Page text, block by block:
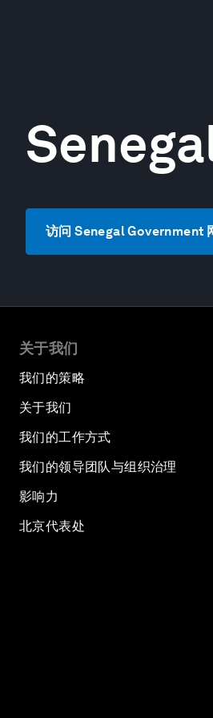
访问 Senegal Government
关于我们
我们的策略
关于我们
我们的工作方式
我们的领导团队与组织治理
影响力
北京代表处